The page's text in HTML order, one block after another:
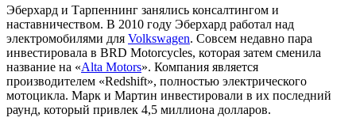
Эберхард и Тарпеннинг занялись консалтингом и
наставничеством. В 2010 году Эберхард работал над
электромобилями для Volkswagen. Совсем недавно пара
инвестировала в BRD Motorcycles, которая затем сменила
название на «Alta Motors». Компания является
производителем «Redshift», полностью электрического
мотоцикла. Марк и Мартин инвестировали в их последний
раунд, который привлек 4,5 миллиона долларов.